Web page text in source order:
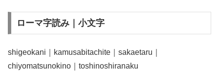
ローマ字読み｜小文字
shigeokani｜kamusabitachite｜sakaetaru｜
chiyomatsunokino｜toshinoshiranaku